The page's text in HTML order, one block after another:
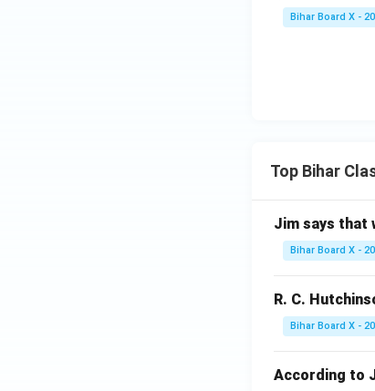
Bihar Board X -
Top Bihar
Jim says that
Bihar Board X -
R. C.
Bihar Board X -
According to